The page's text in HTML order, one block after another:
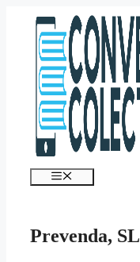
contenido
Menú
Prevenda, SL